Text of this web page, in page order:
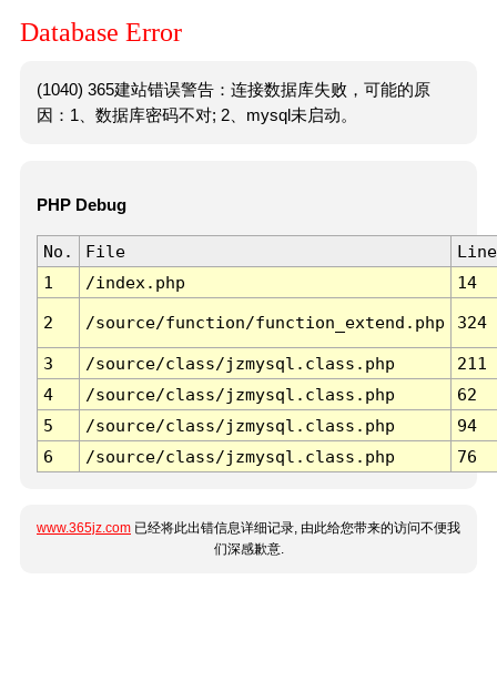
Database Error
(1040) 365建站错误警告：连接数据库失败，可能的原
因：1、数据库密码不对; 2、mysql未启动。
PHP Debug
No. File
Line
1
/index.php 14
2 /source/function/function_extend.php 324
3 /source/class/jzmysql.class.php
211
4
/source/class/jzmysql.class.php
62
5
/source/class/jzmysql.class.php
94
6
/source/class/jzmysql.class.php 76
www.365jz.com 已经将此出错信息详细记录, 由此给您带来的访问不便我
们深感歉意.